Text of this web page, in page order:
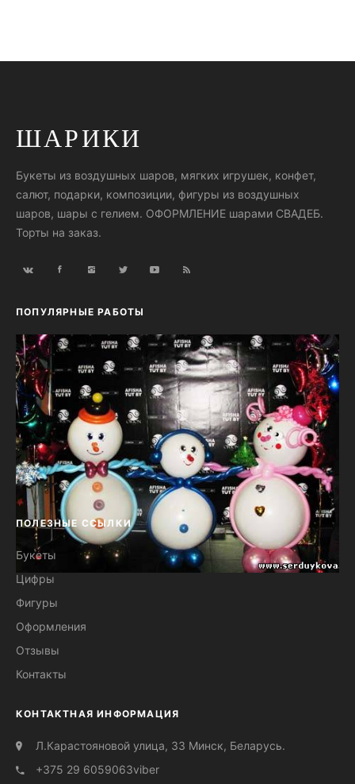
ШАРИКИ
Букеты из воздушных шаров, мягких игрушек, конфет,
салют, подарки, композиции, фигуры из воздушных
шаров, шары с гелием. ОФОРМЛЕНИЕ шарами СВАДЕБ.
Торты на заказ.
ПОПУЛЯРНЫЕ РАБОТЫ
Украшение шарами "КОСМО"
ПОЛЕЗНЫЕ ССЫЛКИ
Букеты
Цифры
Фигуры
Оформления
Отзывы
Контакты
КОНТАКТНАЯ ИНФОРМАЦИЯ
Л.Карастояновой улица, 33 Минск, Беларусь.
+375 29 6059063viber